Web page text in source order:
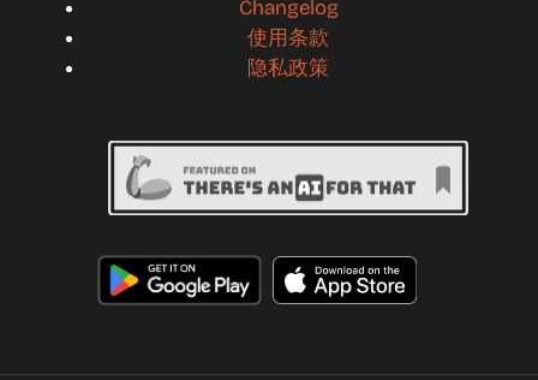
Changelog
使用条款
隐私政策